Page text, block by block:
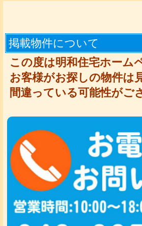
掲載物件について
この度は明和住宅ホーム
お客様がお探しの物件は
間違っている可能性がご